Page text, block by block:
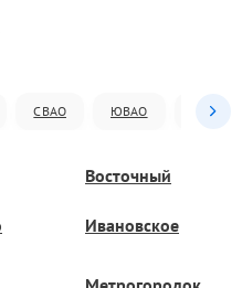
СВАО ЮВАО ЮАО
Восточный
Ивановское